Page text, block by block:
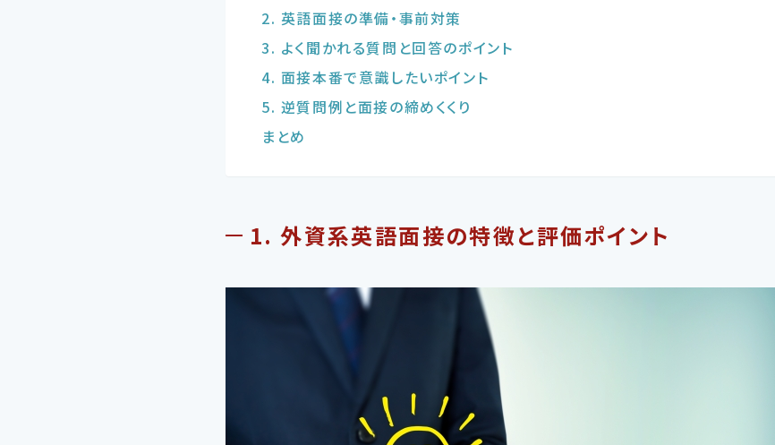
2. 英語面接の準備・事前対策
3. よく聞かれる質問と回答のポイント
4. 面接本番で意識したいポイント
5. 逆質問例と面接の締めくくり
まとめ
1. 外資系英語面接の特徴と評価ポイント